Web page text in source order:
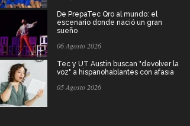
De PrepaTec Qro al mundo: el
escenario donde nació un gran
sueño
06 Agosto 2026
Tec y UT Austin buscan "devolver la
voz" a hispanohablantes con afasia
05 Agosto 2026